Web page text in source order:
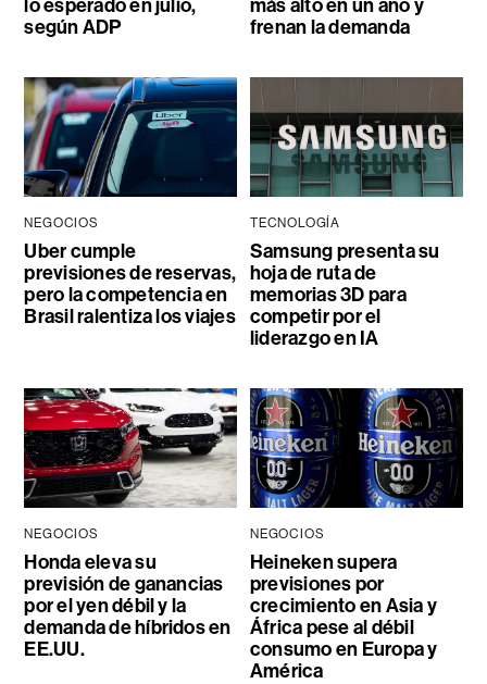
lo esperado en julio,
según ADP
más alto en un año y
frenan la demanda
NEGOCIOS
Uber cumple
previsiones de reservas,
pero la competencia en
Brasil ralentiza los viajes
TECNOLOGÍA
Samsung presenta su
hoja de ruta de
memorias 3D para
competir por el
liderazgo en IA
NEGOCIOS
Honda eleva su
previsión de ganancias
por el yen débil y la
demanda de híbridos en
EE.UU.
NEGOCIOS
Heineken supera
previsiones por
crecimiento en Asia y
África pese al débil
consumo en Europa y
América